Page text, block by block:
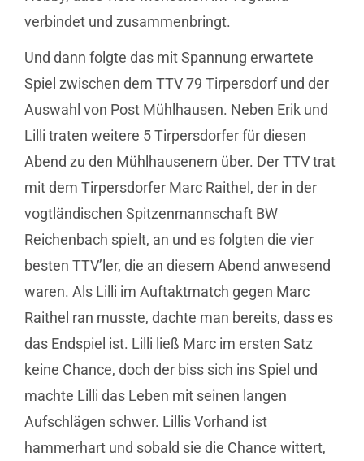
verbindet und zusammenbringt.
Und dann folgte das mit Spannung erwartete
Spiel zwischen dem TTV 79 Tirpersdorf und der
Auswahl von Post Mühlhausen. Neben Erik und
Lilli traten weitere 5 Tirpersdorfer für diesen
Abend zu den Mühlhausenern über. Der TTV trat
mit dem Tirpersdorfer Marc Raithel, der in der
vogtländischen Spitzenmannschaft BW
Reichenbach spielt, an und es folgten die vier
besten TTV’ler, die an diesem Abend anwesend
waren. Als Lilli im Auftaktmatch gegen Marc
Raithel ran musste, dachte man bereits, dass es
das Endspiel ist. Lilli ließ Marc im ersten Satz
keine Chance, doch der biss sich ins Spiel und
machte Lilli das Leben mit seinen langen
Aufschlägen schwer. Lillis Vorhand ist
hammerhart und sobald sie die Chance wittert,